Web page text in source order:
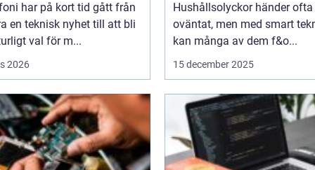
har på kort tid gått från
en teknisk nyhet till att bli
val för m...
2026
Hushållsolyckor händer ofta
oväntat, men med smart
kan många av dem f&o...
15 december 2025